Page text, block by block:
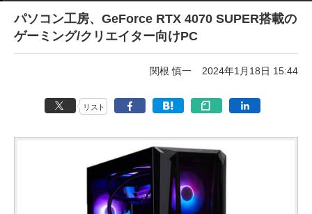
パソコン工房、GeForce RTX 4070 SUPER搭載の
ゲーミング/クリエイター向けPC
関根 慎一 2024年1月18日 15:44
リスト